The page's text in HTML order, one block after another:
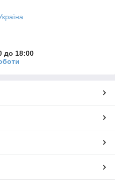
до 18:00